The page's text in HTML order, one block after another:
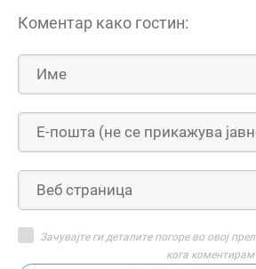
Коментар како гостин:
Зачувајте ги деталите погоре во овој
кога коментирам